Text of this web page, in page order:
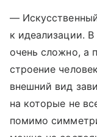
—
к идеализации.
очень сложно, а
строение
внешний вид
на которые не
помимо